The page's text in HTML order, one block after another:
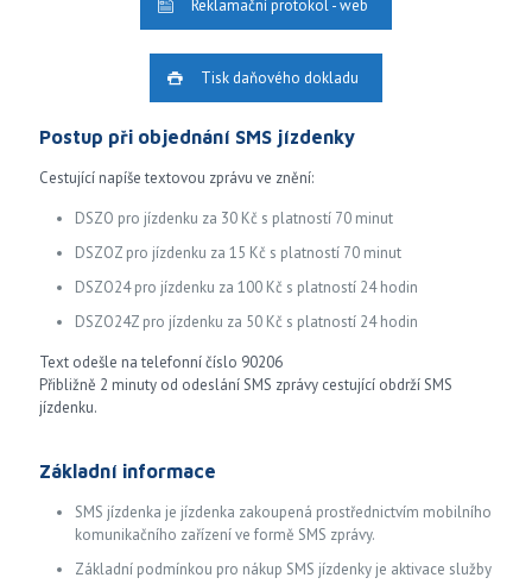
Reklamační protokol - web
Tisk daňového dokladu
Postup při objednání SMS jízdenky
Cestující napíše textovou zprávu ve znění:
DSZO pro jízdenku za 30 Kč s platností 70 minut
DSZOZ pro jízdenku za 15 Kč s platností 70 minut
DSZO24 pro jízdenku za 100 Kč s platností 24 hodin
DSZO24Z pro jízdenku za 50 Kč s platností 24 hodin
Text odešle na telefonní číslo 90206
Přibližně 2 minuty od odeslání SMS zprávy cestující obdrží SMS
jízdenku.
Základní informace
SMS jízdenka je jízdenka zakoupená prostřednictvím mobilního
komunikačního zařízení ve formě SMS zprávy.
Základní podmínkou pro nákup SMS jízdenky je aktivace služby